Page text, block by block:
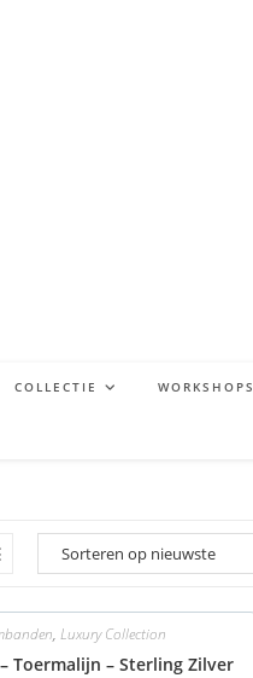
COLLECTIE WORKSHOPS
,Luxury Collection
Toermalijn – Sterling Zilver